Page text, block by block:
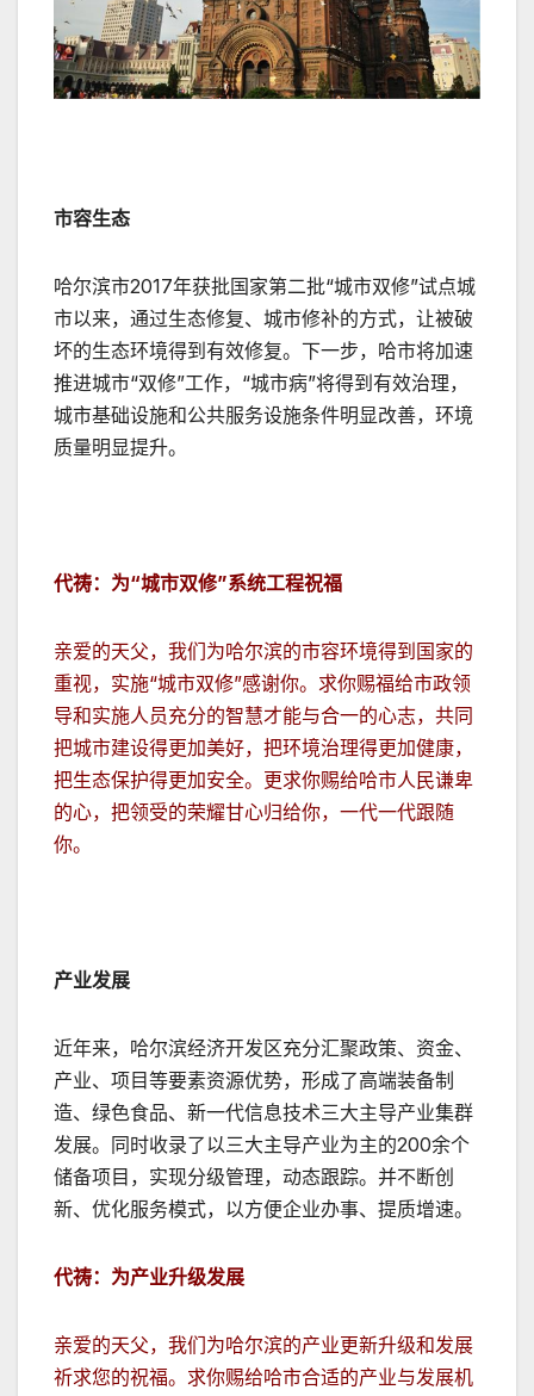
市容生态
哈尔滨市2017年获批国家第二批“城市双修”试点城
市以来，通过生态修复、城市修补的方式，让被破
坏的生态环境得到有效修复。下一步，哈市将加速
推进城市“双修”工作，“城市病”将得到有效治理，
城市基础设施和公共服务设施条件明显改善，环境
质量明显提升。
代祷：为“城市双修”系统工程祝福
亲爱的天父，我们为哈尔滨的市容环境得到国家的
重视，实施“城市双修”感谢你。求你赐福给市政领
导和实施人员充分的智慧才能与合一的心志，共同
把城市建设得更加美好，把环境治理得更加健康，
把生态保护得更加安全。更求你赐给哈市人民谦卑
的心，把领受的荣耀甘心归给你，一代一代跟随
你。
产业发展
近年来，哈尔滨经济开发区充分汇聚政策、资金、
产业、项目等要素资源优势，形成了高端装备制
造、绿色食品、新一代信息技术三大主导产业集群
发展。同时收录了以三大主导产业为主的200余个
储备项目，实现分级管理，动态跟踪。并不断创
新、优化服务模式，以方便企业办事、提质增速。
代祷：为产业升级发展
亲爱的天父，我们为哈尔滨的产业更新升级和发展
祈求您的祝福。求你赐给哈市合适的产业与发展机